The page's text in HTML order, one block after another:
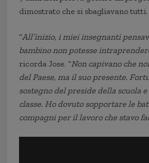
dimostrato che si sbagliavano tutti.
“All’inizio, i miei insegnanti
bambino non potesse
ricorda Jose. “Non capivano che
del Paese, ma il suo presente.
sostegno del preside della scuola e
classe. Ho dovuto sopportare le
compagni per il lavoro che stavo